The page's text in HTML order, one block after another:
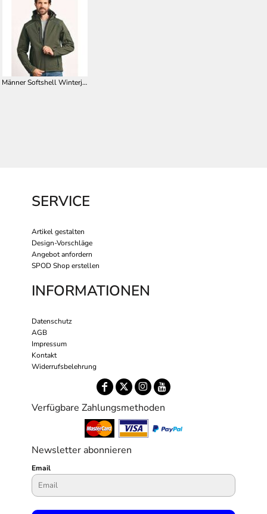
Männer Softshell Winterjacke E7860
SERVICE
Artikel gestalten
Design-Vorschläge
Angebot anfordern
SPOD Shop erstellen
INFORMATIONEN
Datenschutz
AGB
Impressum
Kontakt
Widerrufsbelehrung
Verfügbare Zahlungsmethoden
Newsletter abonnieren
Email